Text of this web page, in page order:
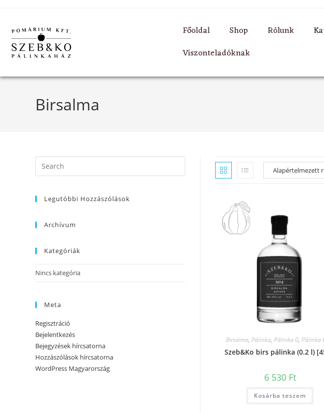
Főoldal Shop Rólunk
Viszonteladóknak
Birsalma
Birsalma,Pálinka,Pálinka 0,Pálinka
Szeb&Ko birs pálinka (0.2 l)
6 530 Ft
Kosárba teszem
Legutóbbi Hozzászólások
Archívum
Kategóriák
Nincs kategória
Meta
Regisztráció
Bejelentkezés
Bejegyzések hírcsatorna
Hozzászólások hírcsatorna
WordPress Magyarország